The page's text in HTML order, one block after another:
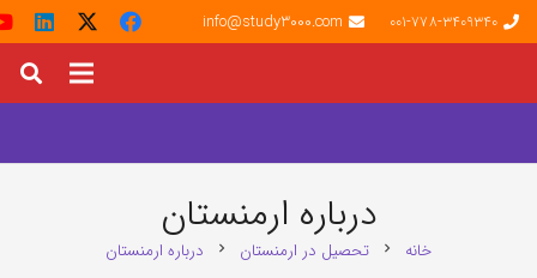
001-778-3409340
info@study3000.com
درباره ارمنستان
خانه chevron_right تحصیل در ارمنستان chevron_right درباره ارمنستان